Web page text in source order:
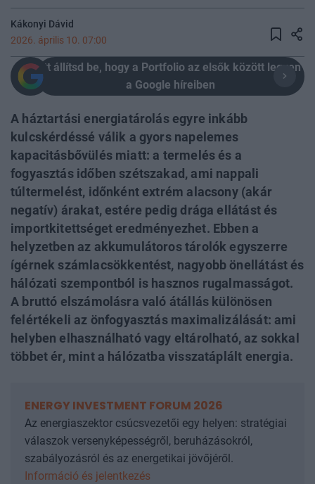
Kákonyi Dávid
2026. április 10. 07:00
Itt állítsd be, hogy a Portfolio az elsők között legyen
a Google híreiben
A háztartási energiatárolás egyre inkább
kulcskérdéssé válik a gyors napelemes
kapacitásbővülés miatt: a termelés és a
fogyasztás időben szétszakad, ami nappali
túltermelést, időnként extrém alacsony (akár
negatív) árakat, estére pedig drága ellátást és
importkitettséget eredményezhet. Ebben a
helyzetben az akkumulátoros tárolók egyszerre
ígérnek számlacsökkentést, nagyobb önellátást és
hálózati szempontból is hasznos rugalmasságot.
A bruttó elszámolásra való átállás különösen
felértékeli az önfogyasztás maximalizálását: ami
helyben elhasználható vagy eltárolható, az sokkal
többet ér, mint a hálózatba visszatáplált energia.
ENERGY INVESTMENT FORUM 2026
Az energiaszektor csúcsvezetői egy helyen: stratégiai
válaszok versenyképességről, beruházásokról,
szabályozásról és az energetikai jövőjéről.
Információ és jelentkezés